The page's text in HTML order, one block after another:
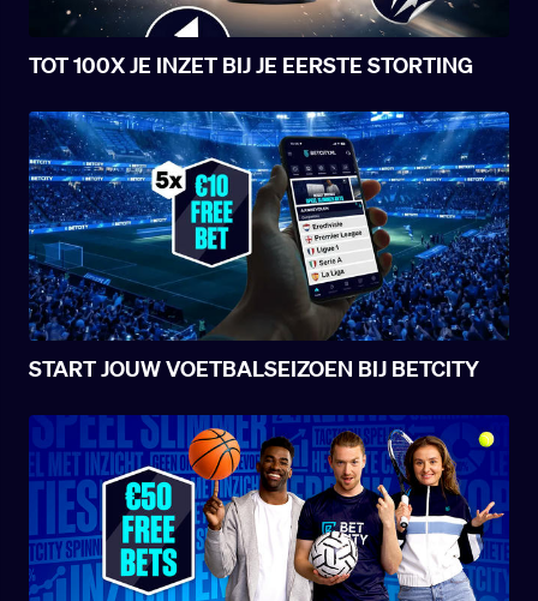
TOT 100X JE INZET BIJ JE EERSTE STORTING
START JOUW VOETBALSEIZOEN BIJ BETCITY